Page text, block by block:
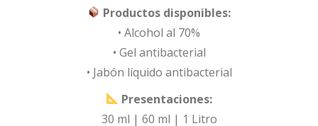
Productos disponibles:
• Alcohol al 70%
• Gel antibacterial
• Jabón líquido antibacterial
Presentaciones:
30 ml | 60 ml | 1 Litro